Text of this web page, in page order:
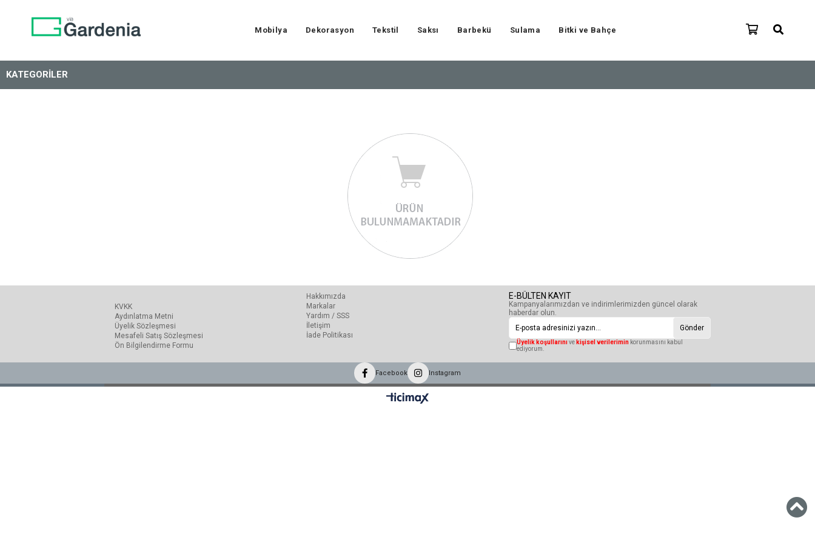
Mobilya Dekorasyon Tekstil Saksı Barbekü Sulama Bitki ve Bahçe
KATEGORILER
KVKK
Aydınlatma Metni
Üyelik Sözleşmesi
Mesafeli Satış Sözleşmesi
Ön Bilgilendirme Formu
Hakkımızda
Markalar
Yardım / SSS
İletişim
İade Politikası
E-BÜLTEN KAYIT
Kampanyalarımızdan ve indirimlerimizden güncel olarak
haberdar olun.
Gönder
Üyelik koşullarınıve kişisel verileriminkorunmasını kabul
ediyorum.
Facebook Instagram